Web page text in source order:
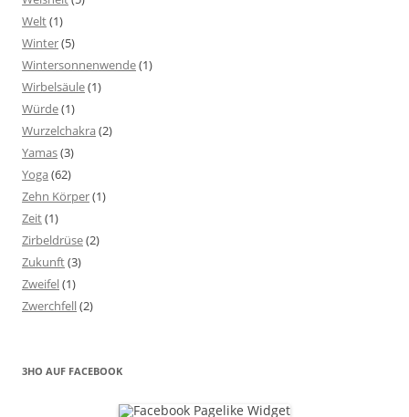
Welt(1)
Winter(5)
Wintersonnenwende(1)
Wirbelsäule(1)
Würde(1)
Wurzelchakra(2)
Yamas(3)
Yoga(62)
Zehn Körper(1)
Zeit(1)
Zirbeldrüse(2)
Zukunft(3)
Zweifel(1)
Zwerchfell(2)
3HO AUF FACEBOOK